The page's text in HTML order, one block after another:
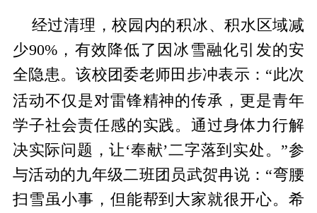
经过清理，校园内的积冰、积水区域减
少90%，有效降低了因冰雪融化引发的安
全隐患。该校团委老师田步冲表示：“此次
活动不仅是对雷锋精神的传承，更是青年
学子社会责任感的实践。通过身体力行解
决实际问题，让‘奉献’二字落到实处。”参
与活动的九年级二班团员武贺冉说：“弯腰
扫雪虽小事，但能帮到大家就很开心。希